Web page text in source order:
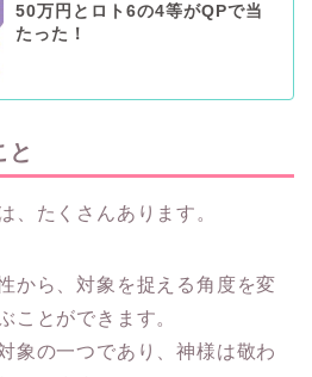
50万円とロト6の4等がQPで当
たった！
と
、たくさんあります。
から、対象を捉える角度を変
ことができます。
象の一つであり、神様は敬わ